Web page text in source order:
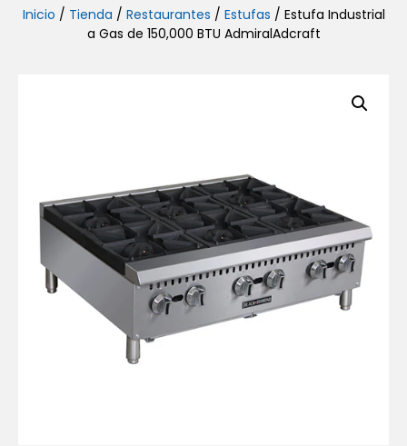
Inicio / Tienda / Restaurantes / Estufas / Estufa Industrial
a Gas de 150,000 BTU AdmiralAdcraft